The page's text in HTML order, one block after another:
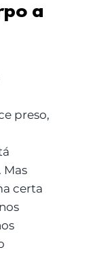
a
preso,
Mas
certa